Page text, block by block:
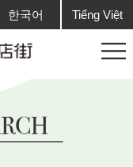
한국어 Tiếng Việt